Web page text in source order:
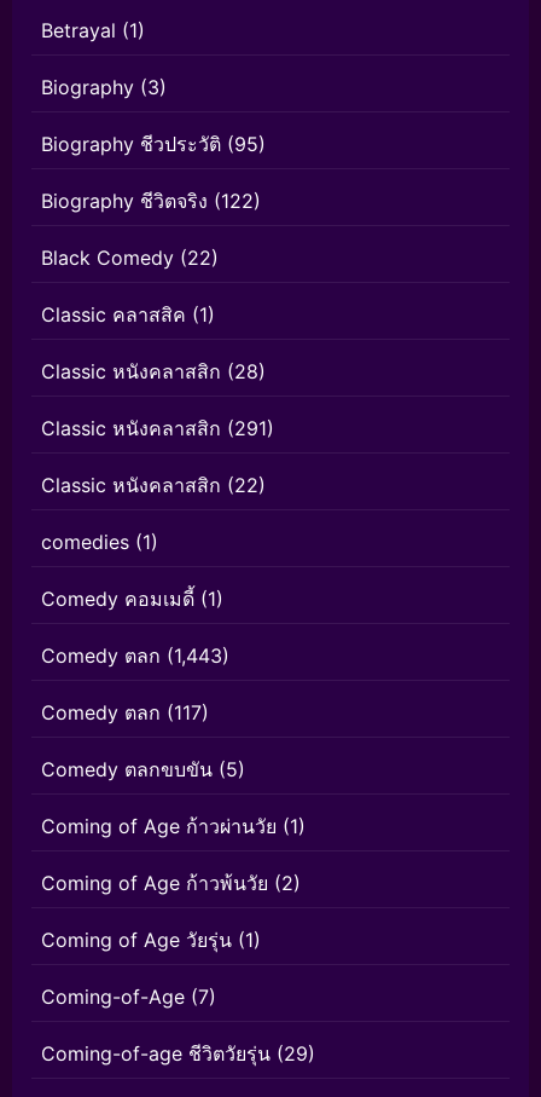
Betrayal (1)
Biography (3)
Biography ชีวประวัติ (95)
Biography ชีวิตจริง (122)
Black Comedy (22)
Classic คลาสสิค (1)
Classic หนังคลาสสิก (28)
Classic หนังคลาสสิก (291)
Classic หนังคลาสสิก (22)
comedies (1)
Comedy คอมเมดี้ (1)
Comedy ตลก (1,443)
Comedy ตลก (117)
Comedy ตลกขบขัน (5)
Coming of Age ก้าวผ่านวัย (1)
Coming of Age ก้าวพ้นวัย (2)
Coming of Age วัยรุ่น (1)
Coming-of-Age (7)
Coming-of-age ชีวิตวัยรุ่น (29)